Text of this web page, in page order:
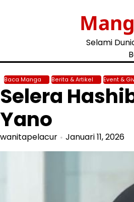
Selami
Baca Manga Berita & Artikel Event &
Selera
Yano
wanitapelacur Januari 11, 2026